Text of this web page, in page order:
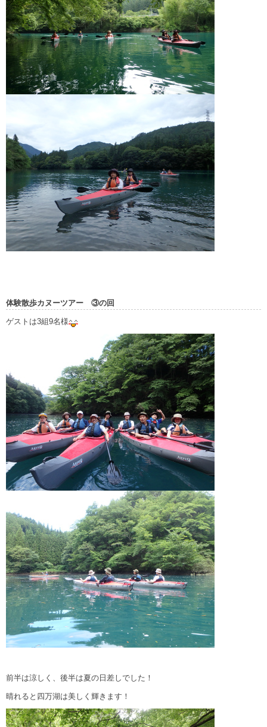
体験散歩カヌーツアー ③の回
ゲストは3組9名様
前半は涼しく、後半は夏の日差しでした！
晴れると四万湖は美しく輝きます！